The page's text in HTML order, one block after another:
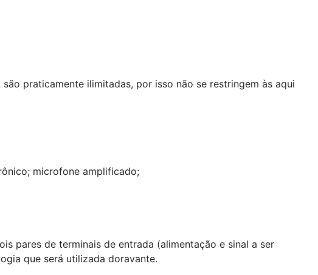
praticamente ilimitadas, por isso não se restringem às aqui
microfone amplificado;
pares de terminais de entrada (alimentação e sinal a ser
que será utilizada doravante.